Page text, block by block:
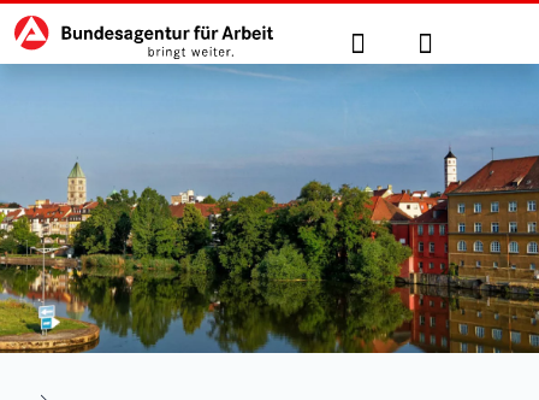
zu den Hauptinhalten springen
Hauptnavigation Suche Anmelden